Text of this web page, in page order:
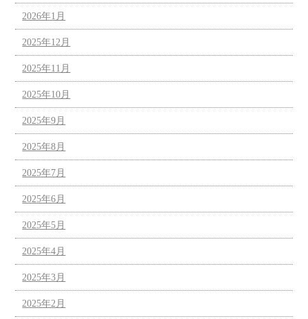
2026年1月
2025年12月
2025年11月
2025年10月
2025年9月
2025年8月
2025年7月
2025年6月
2025年5月
2025年4月
2025年3月
2025年2月